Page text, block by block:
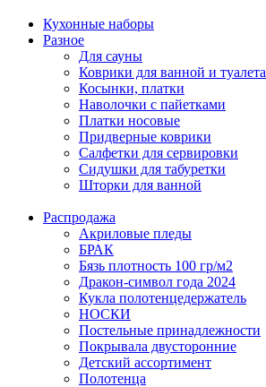
Кухонные наборы
Разное
Для сауны
Коврики для ванной и туалета
Косынки, платки
Наволочки с пайетками
Платки носовые
Придверные коврики
Салфетки для сервировки
Сидушки для табуретки
Шторки для ванной
Распродажа
Акриловые пледы
БРАК
Бязь плотность 100 гр/м2
Дракон-символ года 2024
Кукла полотенцедержатель
НОСКИ
Постельные принадлежности
Покрывала двусторонние
Детский ассортимент
Полотенца